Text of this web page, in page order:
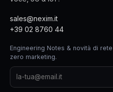
sales@nexim.it
+39 02 8760 44
Engineering Notes & novità di
zero marketing.